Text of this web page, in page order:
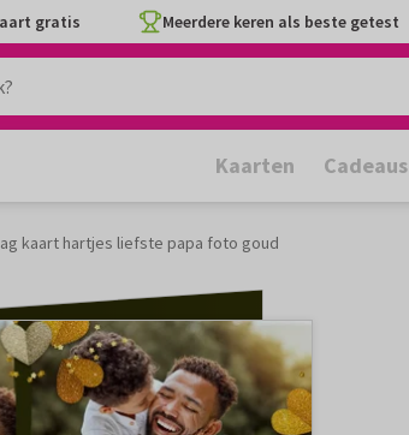
gratis Meerdere keren als beste getest
Kaarten Cadeaus
kaart hartjes liefste papa foto goud